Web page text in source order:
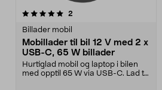
2
Billader mobil
Mobillader til bil 12 V med 2 x
USB-C, 65 W billader
Hurtiglad mobil og laptop i bilen
med opptil 65 W via USB-C. Lad to
5.0 av 5 stjerner